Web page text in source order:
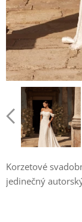
Korzetové
jedinečný